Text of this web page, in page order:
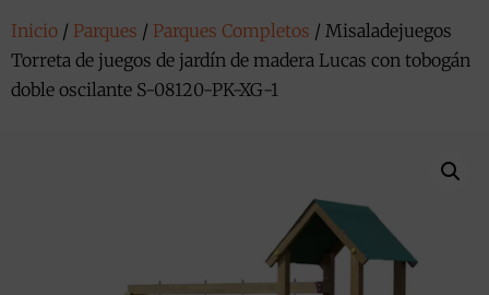
Inicio / Parques / Parques Completos / Misaladejuegos
Torreta de juegos de jardín de madera Lucas con tobogán
doble oscilante S-08120-PK-XG-1